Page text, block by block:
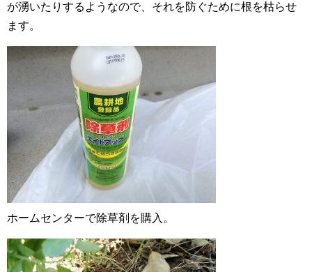
が湧いたりするようなので、それを防ぐために根を枯らせ
ます。
ホームセンターで除草剤を購入。